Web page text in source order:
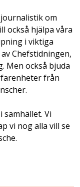
om
också hjälpa våra
i viktiga
Chefstidningen,
Men också bjuda
från
samhället. Vi
vi nog alla vill se